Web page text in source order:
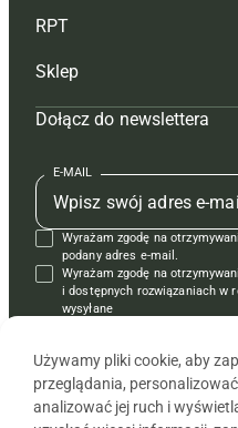
Reklama
Tagi
Mapa serwisu
Kontakt
Regulamin
Polityka prywatności
Hoduj z głową bydło
Hoduj z głową świnie
Prenumerata
Redakcja
Kontakt
Reklama
RPT
Redakcja
Prenumerata
Reklama
Kontakt
Krzyżówki
Sklep
Czasopisma i prenumerata
Książki
Regulamin
Dołącz do newslettera
E-MAIL
Wyrażam zgodę na
podany adres e-mail.
Wyrażam zgodę na
i dostępnych rozwiązaniach w
wysyłane
Używamy pliki cookie, aby
przeglądania,
analizować jej ruch i